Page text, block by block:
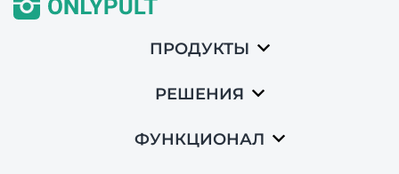
ПРОДУКТЫ
РЕШЕНИЯ
ФУНКЦИОНАЛ